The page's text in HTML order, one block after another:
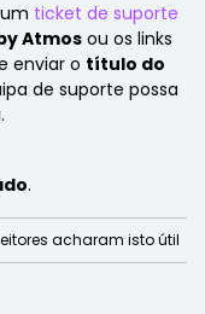
ticket de suporte
Atmosou os links
enviar o título do
de suporte possa
.
acharam isto útil